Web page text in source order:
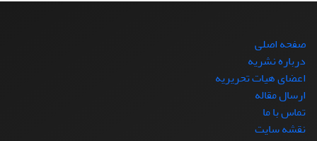
صفحه اصلی
درباره نشریه
اعضای هیات تحریریه
ارسال مقاله
تماس با ما
نقشه سایت